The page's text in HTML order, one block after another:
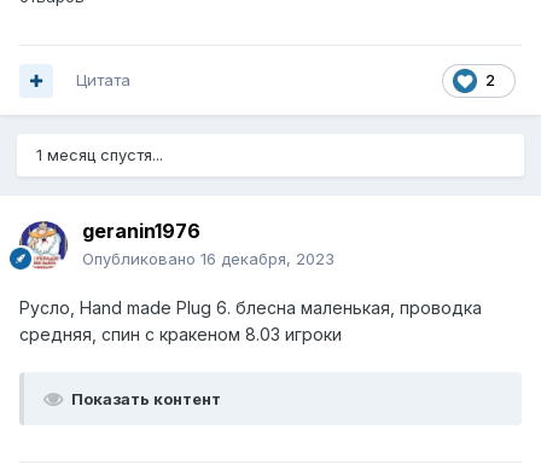
2
Цитата
1 месяц спустя...
geranin1976
Опубликовано 16 декабря, 2023
Русло, Hand made Plug 6 . блесна маленькая, проводка
средняя, спин с кракеном 8.03 игроки
Показать контент